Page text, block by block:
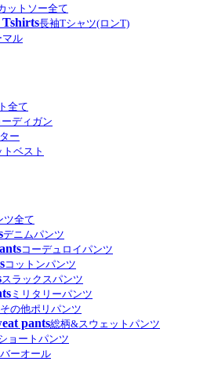
ットソー全て
Tshirts長袖Tシャツ(ロンT)
マル
全て
ーディガン
ー
トベスト
ツ全て
デニムパンツ
コーデュロイパンツ
コットンパンツ
スラックスパンツ
ミリタリーパンツ
その他ポリパンツ
pants総柄&スウェットパンツ
ョートパンツ
ーオール